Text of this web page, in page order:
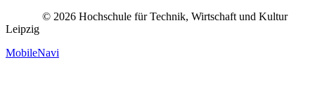
© 2026 Hochschule für Technik, Wirtschaft und Kultur
Leipzig
MobileNavi